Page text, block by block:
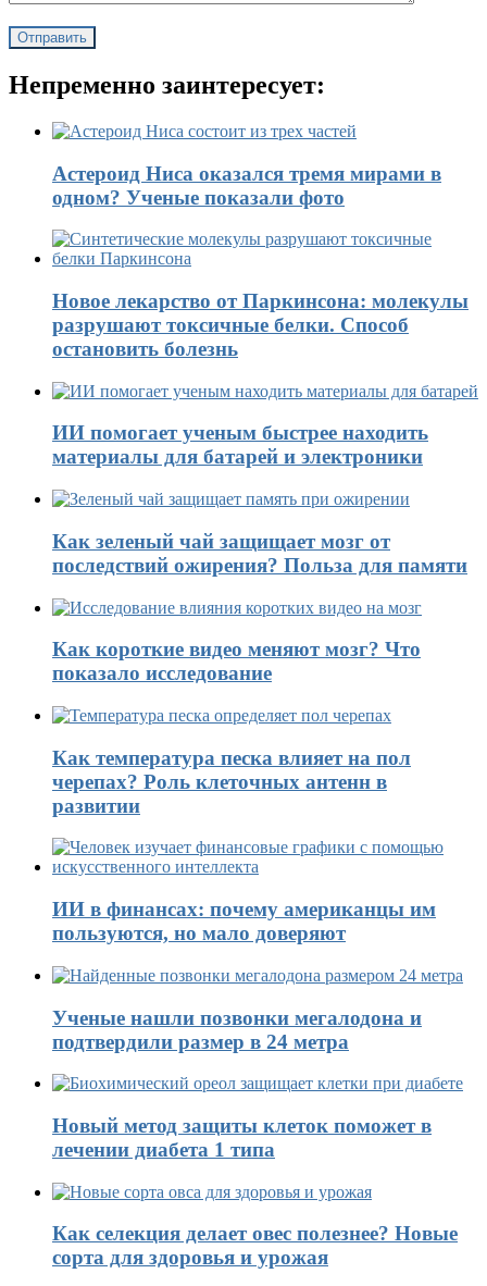
Непременно заинтересует:
Астероид Ниса оказался тремя мирами в
одном? Ученые показали фото
Новое лекарство от Паркинсона: молекулы
разрушают токсичные белки. Способ
остановить болезнь
ИИ помогает ученым быстрее находить
материалы для батарей и электроники
Как зеленый чай защищает мозг от
последствий ожирения? Польза для памяти
Как короткие видео меняют мозг? Что
показало исследование
Как температура песка влияет на пол
черепах? Роль клеточных антенн в
развитии
ИИ в финансах: почему американцы им
пользуются, но мало доверяют
Ученые нашли позвонки мегалодона и
подтвердили размер в 24 метра
Новый метод защиты клеток поможет в
лечении диабета 1 типа
Как селекция делает овес полезнее? Новые
сорта для здоровья и урожая